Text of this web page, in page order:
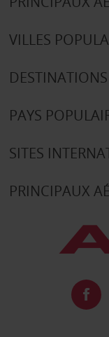
VILLES
PAYS
SITES
PRINCIPAUX